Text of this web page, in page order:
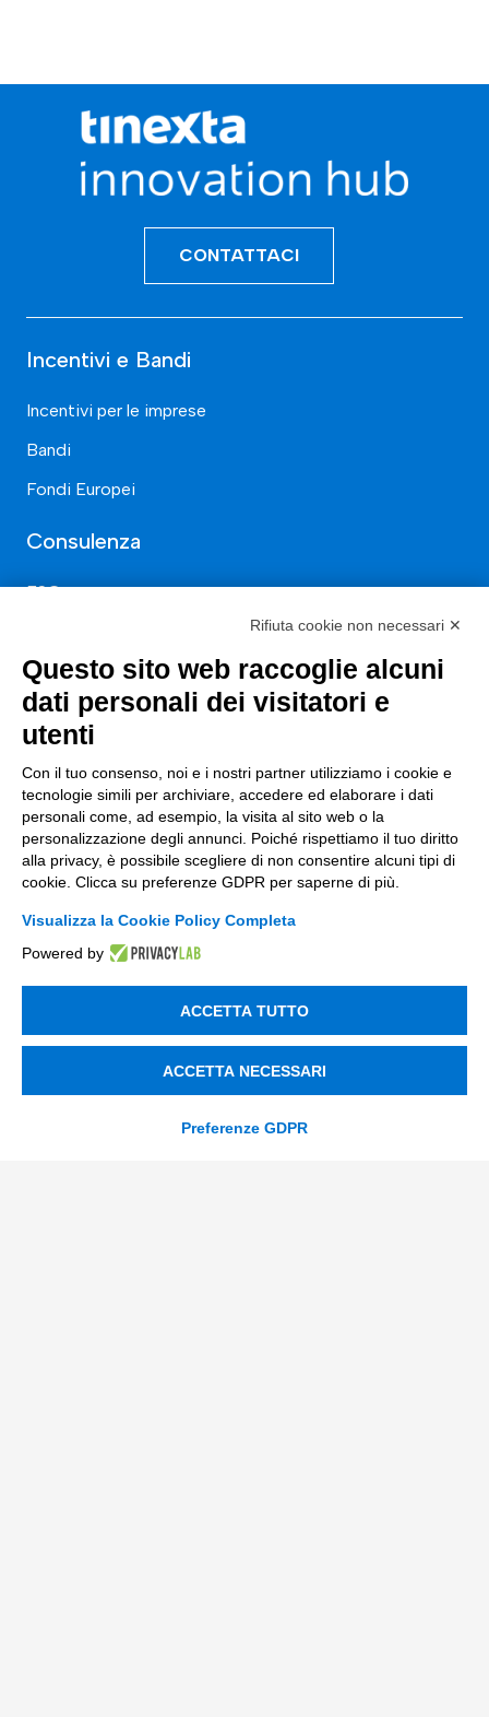
CONTATTACI
Incentivi e Bandi
Incentivi per le imprese
Bandi
Fondi Europei
Consulenza
ESG
Nuovi Mercati
Innovazione di prodotto e processo
Digital Marketing
Data & BI
Trasformazione Digitale
Compliance Normativa Integrata
Soluzioni Digitali
Soluzioni Custom
Rifiuta cookie non necessari ✕
Questo sito web raccoglie alcuni
dati personali dei visitatori e
utenti
Con il tuo consenso, noi e i nostri partner utilizziamo i cookie e
tecnologie simili per archiviare, accedere ed elaborare i dati
personali come, ad esempio, la visita al sito web o la
personalizzazione degli annunci. Poiché rispettiamo il tuo diritto
alla privacy, è possibile scegliere di non consentire alcuni tipi di
cookie. Clicca su preferenze GDPR per saperne di più.
Visualizza la Cookie Policy Completa
Powered by
ACCETTA TUTTO
ACCETTA NECESSARI
Preferenze GDPR